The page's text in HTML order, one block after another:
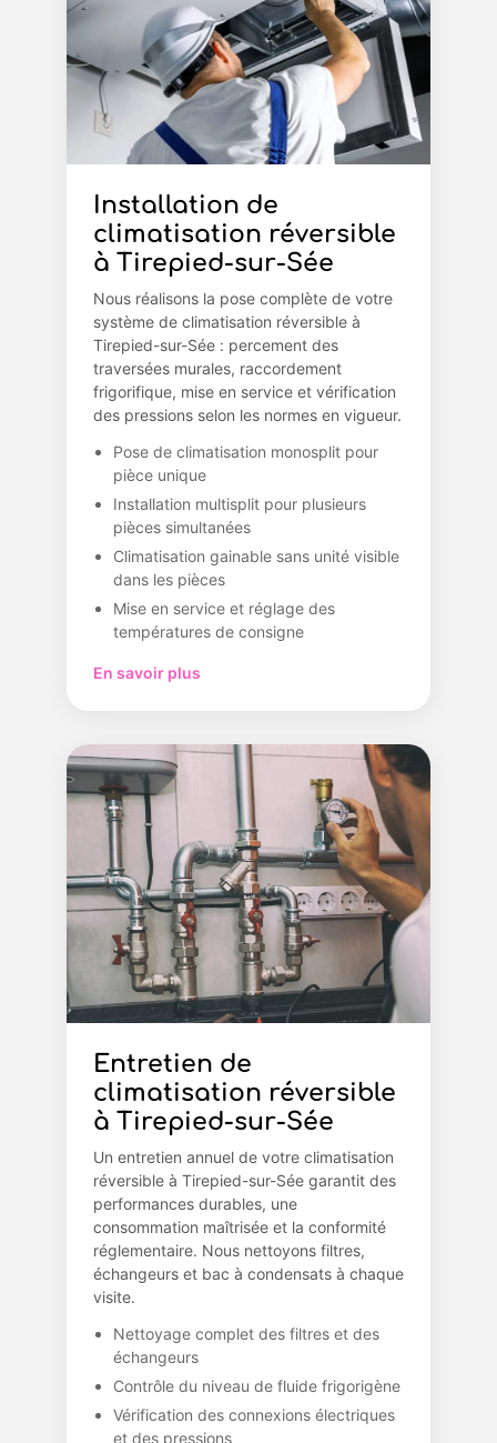
Installation de
climatisation réversible
à Tirepied-sur-Sée
Nous réalisons la pose complète de votre
système de climatisation réversible à
Tirepied-sur-Sée : percement des
traversées murales, raccordement
frigorifique, mise en service et vérification
des pressions selon les normes en vigueur.
Pose de climatisation monosplit pour
pièce unique
Installation multisplit pour plusieurs
pièces simultanées
Climatisation gainable sans unité visible
dans les pièces
Mise en service et réglage des
températures de consigne
En savoir plus
Entretien de
climatisation réversible
à Tirepied-sur-Sée
Un entretien annuel de votre climatisation
réversible à Tirepied-sur-Sée garantit des
performances durables, une
consommation maîtrisée et la conformité
réglementaire. Nous nettoyons filtres,
échangeurs et bac à condensats à chaque
visite.
Nettoyage complet des filtres et des
échangeurs
Contrôle du niveau de fluide frigorigène
Vérification des connexions électriques
et des pressions